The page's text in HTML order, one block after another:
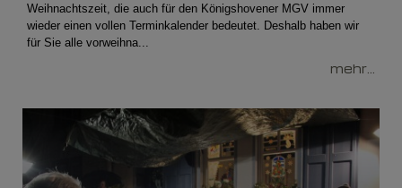
Weihnachtszeit, die auch für den Königshovener MGV immer
wieder einen vollen Terminkalender bedeutet. Deshalb haben wir
für Sie alle vorweihna...
mehr...